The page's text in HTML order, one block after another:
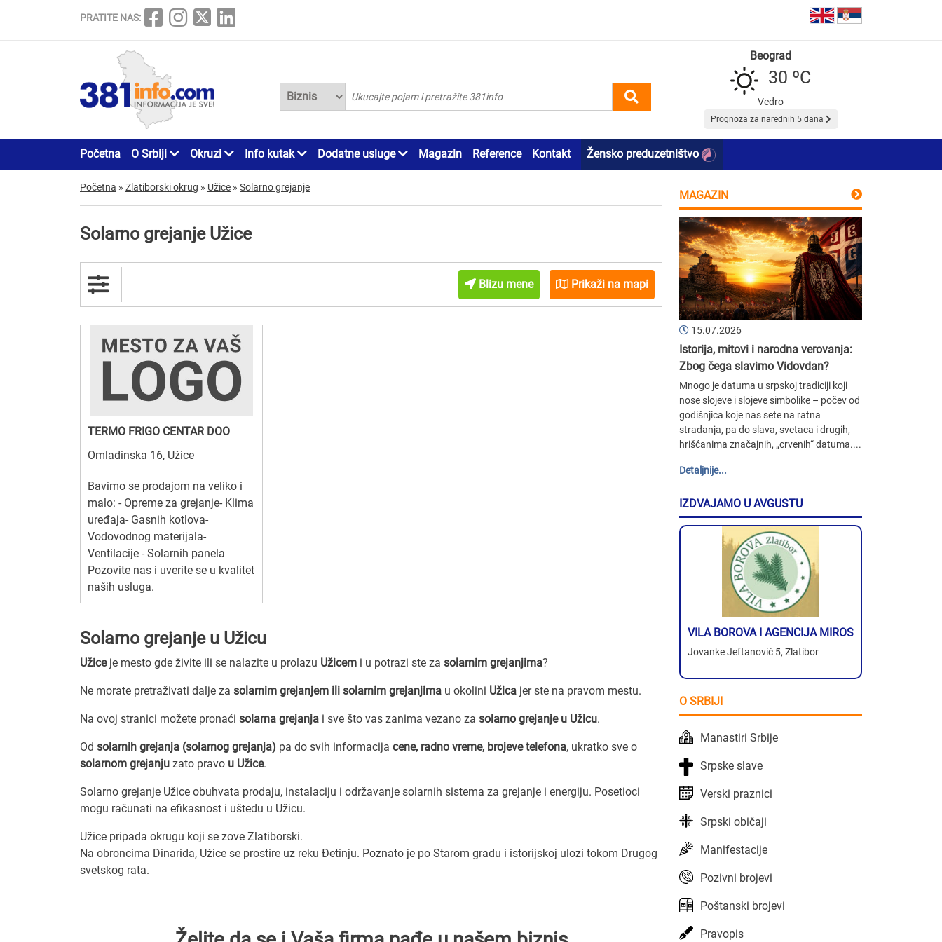
PRATITE NAS:
Beograd
30 ºC
Vedro
Prognoza za narednih 5 dana
Početna O Srbiji Okruzi Info kutak Dodatne usluge Magazin Reference Kontakt Žensko preduzetništvo
Početna » Zlatiborski okrug » Užice » Solarno grejanje
Solarno grejanje Užice
Blizu mene Prikaži na mapi
TERMO FRIGO CENTAR DOO
Omladinska 16, Užice
Bavimo se prodajom na veliko i
malo: - Opreme za grejanje- Klima
uređaja- Gasnih kotlova-
Vodovodnog materijala-
Ventilacije - Solarnih panela
Pozovite nas i uverite se u kvalitet
naših usluga.
Solarno grejanje u Užicu
Užiceje mesto gde živite ili se nalazite u prolazu Užicem i u potrazi ste za solarnim grejanjima?
Ne morate pretraživati dalje za solarnim grejanjem ili solarnim grejanjima u okolini Užica jer ste na pravom mestu.
Na ovoj stranici možete pronaći solarna grejanja i sve što vas zanima vezano za solarno grejanje u Užicu.
Od solarnih grejanja (solarnog grejanja) pa do svih informacija cene, radno vreme, brojeve telefona, ukratko sve o
solarnom grejanju zato pravo u Užice.
Solarno grejanje Užice obuhvata prodaju, instalaciju i održavanje solarnih sistema za grejanje i energiju. Posetioci
mogu računati na efikasnost i uštedu u Užicu.
Užice pripada okrugu koji se zove Zlatiborski.
Na obroncima Dinarida, Užice se prostire uz reku Đetinju. Poznato je po Starom gradu i istorijskoj ulozi tokom Drugog
svetskog rata.
MAGAZIN
15.07.2026
Istorija, mitovi i narodna verovanja:
Zbog čega slavimo Vidovdan?
Mnogo je datuma u srpskoj tradiciji koji
nose slojeve i slojeve simbolike – počev od
godišnjica koje nas sete na ratna
stradanja, pa do slava, svetaca i drugih,
hrišćanima značajnih, „crvenih“ datuma....
Detaljnije...
IZDVAJAMO U AVGUSTU
VILA BOROVA I AGENCIJA MIROS
Jovanke Jeftanović 5, Zlatibor
O SRBIJI
Manastiri Srbije
Srpske slave
Verski praznici
Srpski običaji
Manifestacije
Pozivni brojevi
Poštanski brojevi
Pravopis